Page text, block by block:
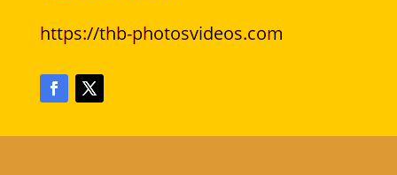
https://thb-photosvideos.com